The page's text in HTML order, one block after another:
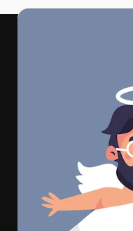
वीडियो
अपने बेहतरीन
क्रिएटिव,
मिलियन से
हिन्दी